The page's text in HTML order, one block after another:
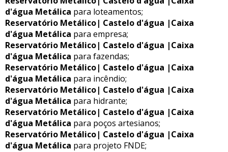
d'água Metálica para loteamentos;
Reservatório Metálico| Castelo d'água |Caixa
d'água Metálica para empresa;
Reservatório Metálico| Castelo d'água |Caixa
d'água Metálica para fazendas;
Reservatório Metálico| Castelo d'água |Caixa
d'água Metálica para incêndio;
Reservatório Metálico| Castelo d'água |Caixa
d'água Metálica para hidrante;
Reservatório Metálico| Castelo d'água |Caixa
d'água Metálica para poços artesianos;
Reservatório Metálico| Castelo d'água |Caixa
d'água Metálica para projeto FNDE;